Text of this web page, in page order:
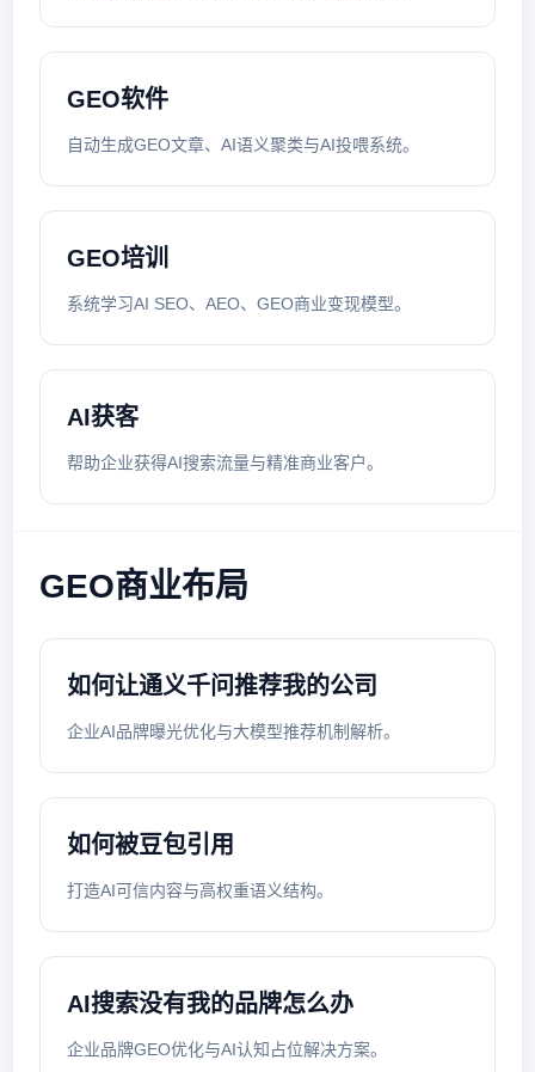
GEO软件
自动生成GEO文章、AI语义聚类与AI投喂系统。
GEO培训
系统学习AI SEO、AEO、GEO商业变现模型。
AI获客
帮助企业获得AI搜索流量与精准商业客户。
GEO商业布局
如何让通义千问推荐我的公司
企业AI品牌曝光优化与大模型推荐机制解析。
如何被豆包引用
打造AI可信内容与高权重语义结构。
AI搜索没有我的品牌怎么办
企业品牌GEO优化与AI认知占位解决方案。